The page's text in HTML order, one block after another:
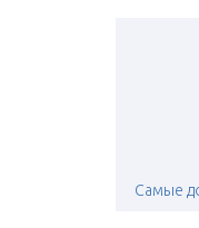
Самые